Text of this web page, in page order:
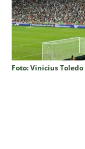
Foto: Vinicius